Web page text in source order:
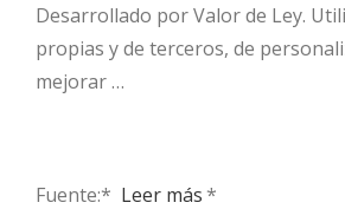
Desarrollado por Valor de Ley.
propias y de terceros, de
mejorar …
Fuente:* ​ Leer más*